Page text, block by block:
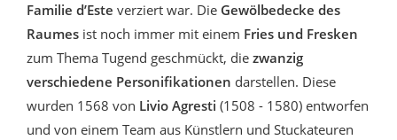
Familie d’Este verziert war. Die Gewölbedecke des
Raumes ist noch immer mit einem Fries und Fresken
zum Thema Tugend geschmückt, die zwanzig
verschiedene Personifikationen darstellen. Diese
wurden 1568 von Livio Agresti (1508 - 1580) entworfen
und von einem Team aus Künstlern und Stuckateuren